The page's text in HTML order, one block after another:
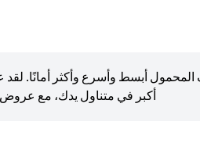
أبسط وأسرع وأكثر أمانًا. لقد
أكبر في متناول يدك، مع